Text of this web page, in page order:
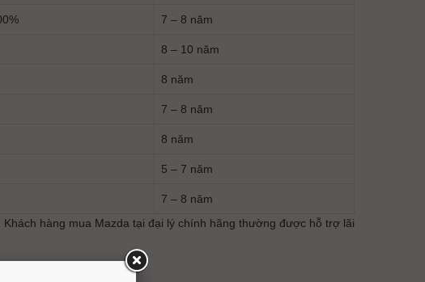
7 – 8 năm
8 – 10 năm
8 năm
7 – 8 năm
8 năm
5 – 7 năm
7 – 8 năm
hàng mua Mazda tại đại lý chính hãng thường được hỗ trợ lãi